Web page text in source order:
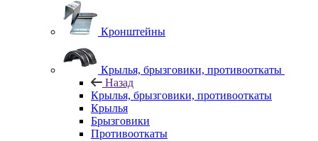
Кронштейны
Крылья, брызговики, противооткаты
Назад
Крылья, брызговики, противооткаты
Крылья
Брызговики
Противооткаты